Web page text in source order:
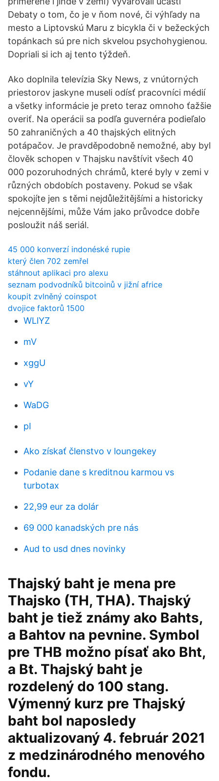
Debaty o tom, čo je v ňom nové, či výhľady na
mesto a Liptovskú Maru z bicykla či v bežeckých
topánkach sú pre nich skvelou psychohygienou.
Dopriali si ich aj tento týždeň.
Ako doplnila televízia Sky News, z vnútorných
priestorov jaskyne museli odísť pracovníci médií
a všetky informácie je preto teraz omnoho ťažšie
overiť. Na operácii sa podľa guvernéra podieľalo
50 zahraničných a 40 thajských elitných
potápačov. Je pravděpodobně nemožné, aby byl
člověk schopen v Thajsku navštívit všech 40
000 pozoruhodných chrámů, které byly v zemi v
různých obdobích postaveny. Pokud se však
spokojíte jen s těmi nejdůležitějšími a historicky
nejcennějšími, může Vám jako průvodce dobře
posloužit náš seriál.
45 000 konverzí indonéské rupie
který člen 702 zemřel
stáhnout aplikaci pro alexu
seznam podvodníků bitcoinů v jižní africe
koupit zvlněný coinspot
dvojice faktorů 1500
WLlYZ
mV
xggU
vY
WaDG
pI
Ako získať členstvo v loungekey
Podanie dane s kreditnou karmou vs
turbotax
22,99 eur za dolár
69 000 kanadských pre nás
Aud to usd dnes novinky
Thajský baht je mena pre
Thajsko (TH, THA). Thajský
baht je tiež známy ako Bahts,
a Bahtov na pevnine. Symbol
pre THB možno písať ako Bht,
a Bt. Thajský baht je
rozdelený do 100 stang.
Výmenný kurz pre Thajský
baht bol naposledy
aktualizovaný 4. február 2021
z medzinárodného menového
fondu.